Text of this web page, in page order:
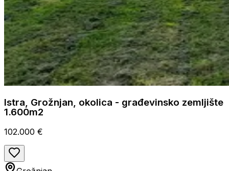
Istra, Grožnjan, okolica - građevinsko zemljište
1.600m2
102.000 €